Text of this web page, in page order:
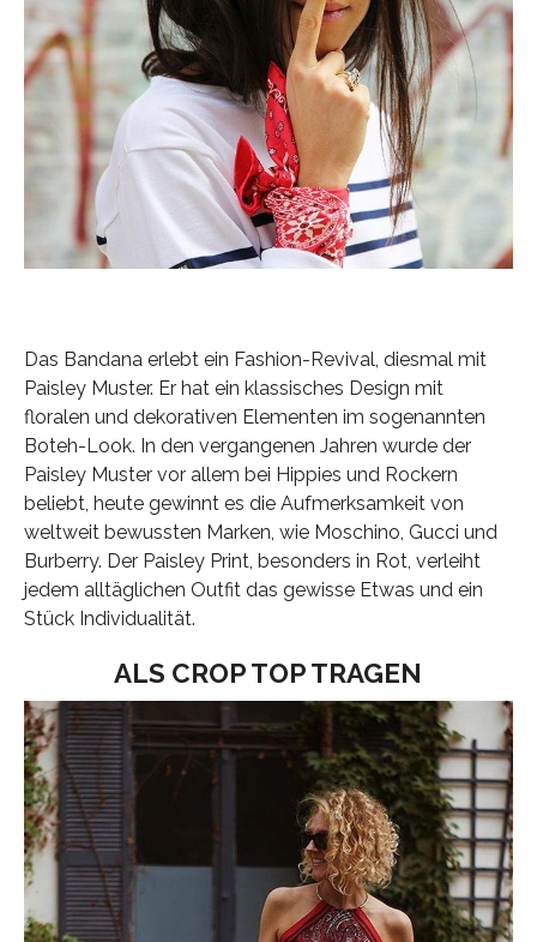
Das Bandana erlebt ein Fashion-Revival, diesmal mit
Paisley Muster. Er hat ein klassisches Design mit
floralen und dekorativen Elementen im sogenannten
Boteh-Look. In den vergangenen Jahren wurde der
Paisley Muster vor allem bei Hippies und Rockern
beliebt, heute gewinnt es die Aufmerksamkeit von
weltweit bewussten Marken, wie Moschino, Gucci und
Burberry. Der Paisley Print, besonders in Rot, verleiht
jedem alltäglichen Outfit das gewisse Etwas und ein
Stück Individualität.
ALS CROP TOP TRAGEN